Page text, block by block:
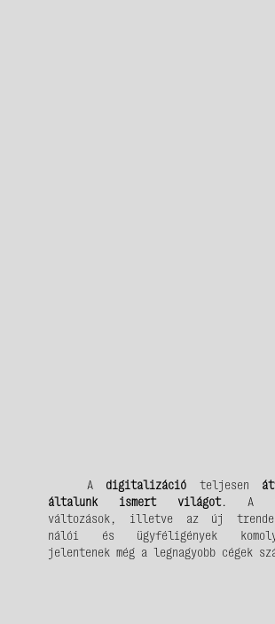
A digitalizáció teljesen
általunk ismert világot. A
változások, illetve az új
nálói és ügyféligények
jelentenek még a legnagyobb cégek